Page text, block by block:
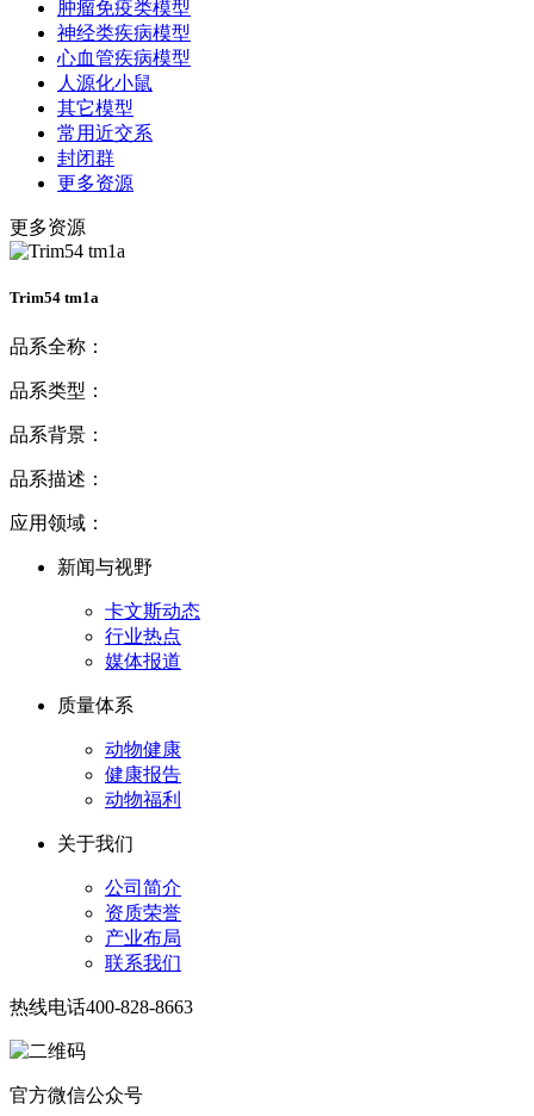
肿瘤免疫类模型
神经类疾病模型
心血管疾病模型
人源化小鼠
其它模型
常用近交系
封闭群
更多资源
更多资源
Trim54 tm1a
品系全称：
品系类型：
品系背景：
品系描述：
应用领域：
新闻与视野
卡文斯动态
行业热点
媒体报道
质量体系
动物健康
健康报告
动物福利
关于我们
公司简介
资质荣誉
产业布局
联系我们
热线电话400-828-8663
官方微信公众号